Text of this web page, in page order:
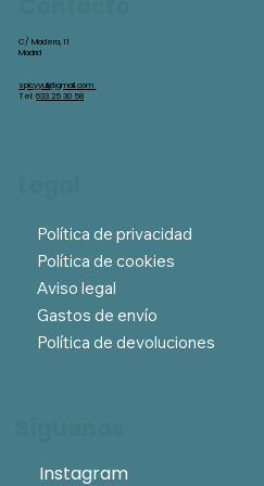
Instagram
Política de privacidad
Política de cookies
Aviso legal
Gastos de envío
Política de devoluciones
C/ Madera, 11
Madrid
spicyyuli@gmail.com
Tel:633 25 30 58